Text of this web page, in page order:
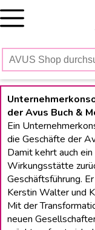
Skip
to
der Avus Buch &
Ein
die Geschäfte der
Damit kehrt auch
Wirkungsstätte
Geschäftsführung.
Kerstin Walter und
Mit der
neuen